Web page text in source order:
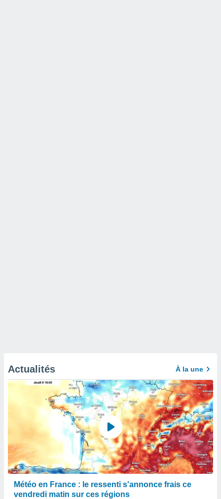
Actualités À la une
Météo en France : le ressenti s'annonce frais ce
vendredi matin sur ces régions